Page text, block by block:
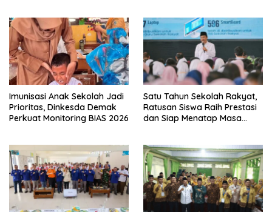
Imunisasi Anak Sekolah Jadi
Prioritas, Dinkesda Demak
Perkuat Monitoring BIAS 2026
Satu Tahun Sekolah Rakyat,
Ratusan Siswa Raih Prestasi
dan Siap Menatap Masa